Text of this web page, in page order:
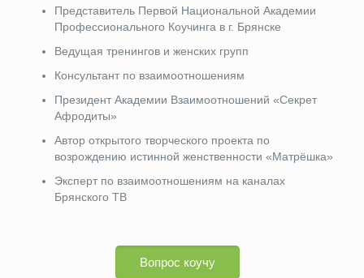
Представитель Первой Национальной Академии
Профессионального Коучинга в г. Брянске
Ведущая тренингов и женских групп
Консультант по взаимоотношениям
Президент Академии Взаимоотношений «Cекрет
Афродиты»
Автор открытого творческого проекта по
возрождению истинной женственности «Матрёшка»
Эксперт по взаимоотношениям на каналах
Брянского ТВ
Вопрос коучу